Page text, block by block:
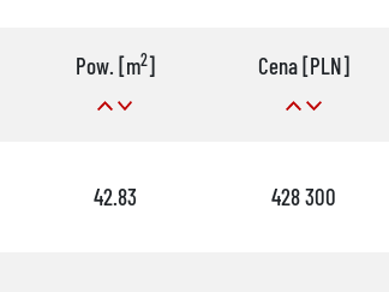
Pow. [m2] Cena [PLN]
42.83 428 300